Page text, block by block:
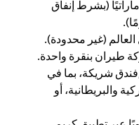
1000 درهمًا إماراتيًا (بشرط إنفاق
العالم (غير محدودة).
طيران بنقرة واحدة.
طيران/فندق شريكة، بما في
والبريطانية، أو